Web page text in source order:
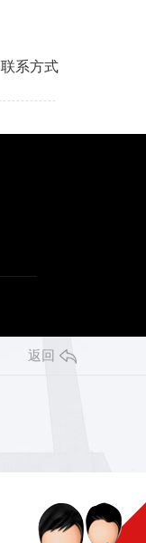
联系方式
返回